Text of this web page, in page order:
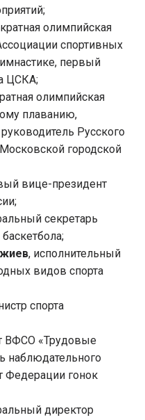
олимпийская
спортивных
первый
ЦСКА;
олимпийская
плаванию,
Русского
городской
вице-президент
секретарь
, исполнительный
видов спорта
спорта
ВФСО «Трудовые
наблюдательного
Федерации гонок
директор